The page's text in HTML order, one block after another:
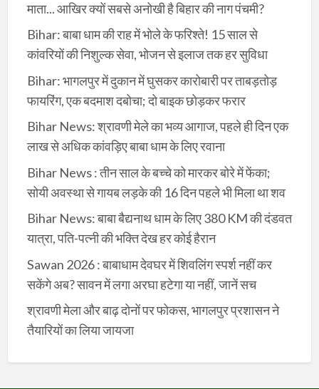
माता... आखिर क्यों सबसे अनोखी है बिहार की नाग पंचमी?
Bihar: बाबा धाम की राह में भोले के फरिश्ते! 15 साल से
कांवरियों की निशुल्क सेवा, भोजन से इलाज तक हर सुविधा
Bihar: भागलपुर में दुकान में घुसकर कारोबारी पर ताबड़तोड़
फायरिंग, एक बदमाश दबोचा; दो बाइक छोड़कर फरार
Bihar News: श्रावणी मेले का भव्य आगाज, पहले ही दिन एक
लाख से अधिक कांवड़िए बाबा धाम के लिए रवाना
Bihar News : तीन साल के बच्चे को मारकर बोरे में फेंका;
सोयी अवस्था से गायब लड़के की 16 दिन पहले भी मिला था शव
Bihar News: बाबा बैद्यनाथ धाम के लिए 380 KM की दंडवत
यात्रा, पति-पत्नी की भक्ति देख हर कोई हैरान
Sawan 2026 : बाबाधाम देवघर में शिवलिंग स्पर्श नहीं कर
सकेंगे अब? सावन में लगा अरघा हटेगा या नहीं, जानें सच
श्रावणी मेला और बाढ़ दोनों पर फोकस, भागलपुर प्रशासन ने
तैयारियों का लिया जायजा